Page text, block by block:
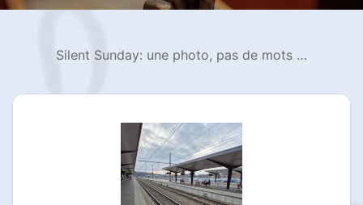
Silent Sunday: une photo, pas de mots …